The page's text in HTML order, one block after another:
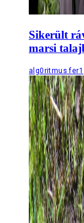
Sikerült
marsi
alg0ritmus fer1